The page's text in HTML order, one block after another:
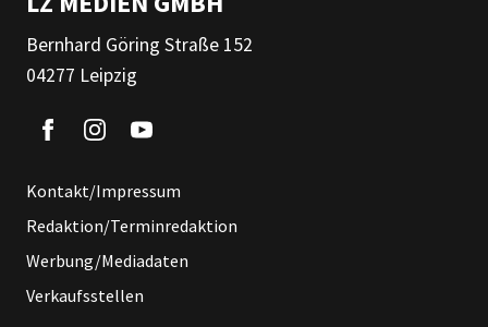
Bernhard Göring Straße 152
04277 Leipzig
Kontakt/Impressum
Redaktion/Terminredaktion
Werbung/Mediadaten
Verkaufsstellen